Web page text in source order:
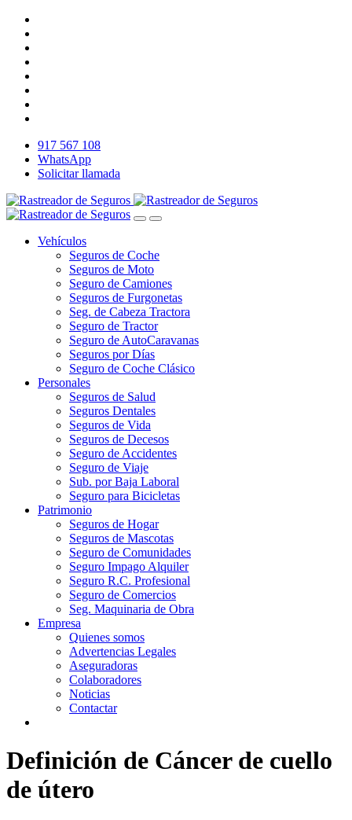
917 567 108
WhatsApp
Solicitar llamada
Vehículos
Seguros de Coche
Seguros de Moto
Seguro de Camiones
Seguros de Furgonetas
Seg. de Cabeza Tractora
Seguro de Tractor
Seguro de AutoCaravanas
Seguros por Días
Seguro de Coche Clásico
Personales
Seguros de Salud
Seguros Dentales
Seguros de Vida
Seguros de Decesos
Seguro de Accidentes
Seguro de Viaje
Sub. por Baja Laboral
Seguro para Bicicletas
Patrimonio
Seguros de Hogar
Seguros de Mascotas
Seguro de Comunidades
Seguro Impago Alquiler
Seguro R.C. Profesional
Seguro de Comercios
Seg. Maquinaria de Obra
Empresa
Quienes somos
Advertencias Legales
Aseguradoras
Colaboradores
Noticias
Contactar
Definición de Cáncer de cuello
de útero